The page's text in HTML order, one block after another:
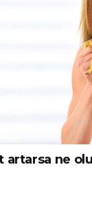
artarsa ne